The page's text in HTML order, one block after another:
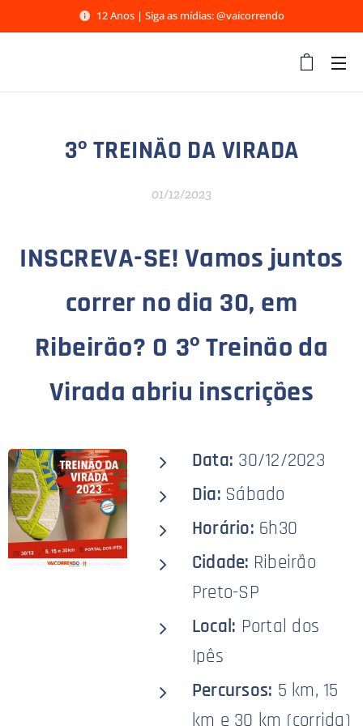
12 Anos | Siga as mídias: @vaicorrendo
3º TREINÃO DA VIRADA
01/12/2023
INSCREVA-SE! Vamos juntos
correr no dia 30, em
Ribeirão? O 3º Treinão da
Virada abriu inscrições
Data: 30/12/2023
Dia: Sábado
Horário: 6h30
Cidade: Ribeirão
Preto-SP
Local: Portal dos
Ipês
Percursos: 5 km, 15
km e 30 km (corrida)